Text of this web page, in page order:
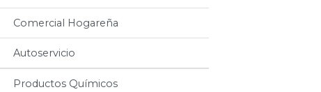
Comercial Hogareña
Autoservicio
Productos Químicos